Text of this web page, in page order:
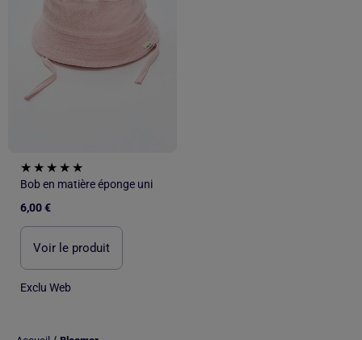
Bob en matière éponge uni
6,00 €
Voir le produit
Exclu Web